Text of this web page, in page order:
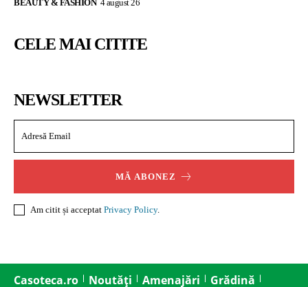
BEAUTY & FASHION 4 august 26
CELE MAI CITITE
NEWSLETTER
MĂ ABONEZ
Am citit și acceptat Privacy Policy.
Casoteca.ro Noutăți Amenajări Grădină